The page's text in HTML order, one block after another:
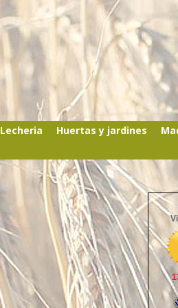
Lecheria Huertas y jardines